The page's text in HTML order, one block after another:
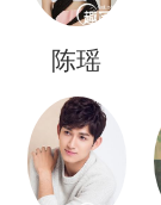
陈瑶